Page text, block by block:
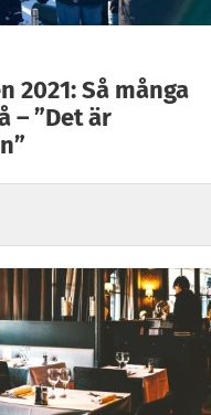
Så många
– ”Det är